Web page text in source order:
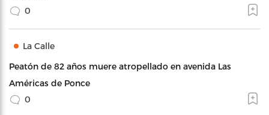
0
La Calle
Peatón de 82 años muere atropellado en avenida Las
Américas de Ponce
0